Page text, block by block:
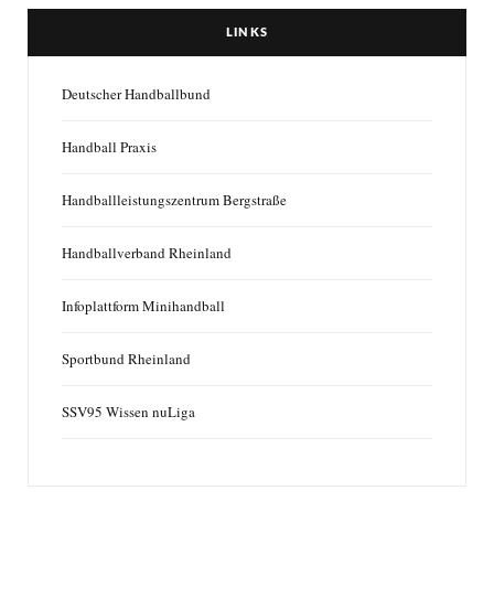
LINKS
Deutscher Handballbund
Handball Praxis
Handballleistungszentrum Bergstraße
Handballverband Rheinland
Infoplattform Minihandball
Sportbund Rheinland
SSV95 Wissen nuLiga